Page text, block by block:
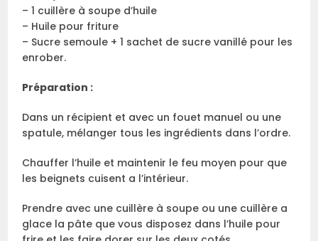
– 1 cuillère à soupe d’huile
– Huile pour friture
– Sucre semoule + 1 sachet de sucre vanillé pour les
enrober.
Préparation :
Dans un récipient et avec un fouet manuel ou une
spatule, mélanger tous les ingrédients dans l’ordre.
Chauffer l’huile et maintenir le feu moyen pour que
les beignets cuisent a l’intérieur.
Prendre avec une cuillère à soupe ou une cuillère a
glace la pâte que vous disposez dans l’huile pour